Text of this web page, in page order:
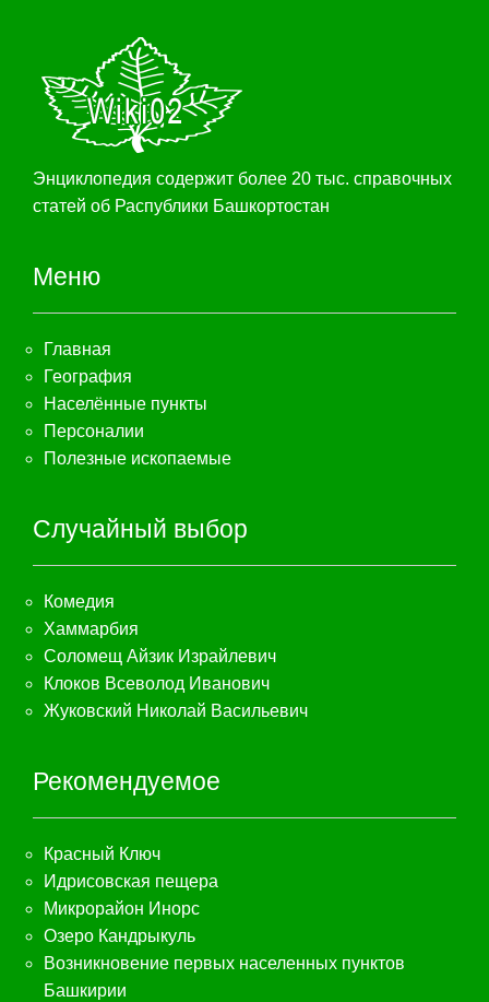
Энциклопедия содержит более 20 тыс. справочных
статей об Распублики Башкортостан
Меню
Главная
География
Населённые пункты
Персоналии
Полезные ископаемые
Случайный выбор
Комедия
Хаммарбия
Соломещ Айзик Израйлевич
Клоков Всеволод Иванович
Жуковский Николай Васильевич
Рекомендуемое
Красный Ключ
Идрисовская пещера
Микрорайон Инорс
Озеро Кандрыкуль
Возникновение первых населенных пунктов
Башкирии